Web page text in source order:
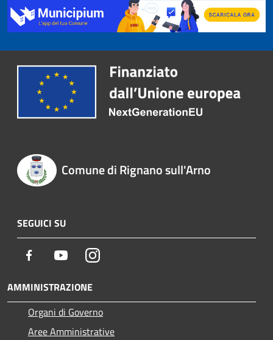
Comune di Rignano sull'Arno
SEGUICI SU
Facebook YoutubeInstagram
AMMINISTRAZIONE
Organi di Governo
Aree Amministrative